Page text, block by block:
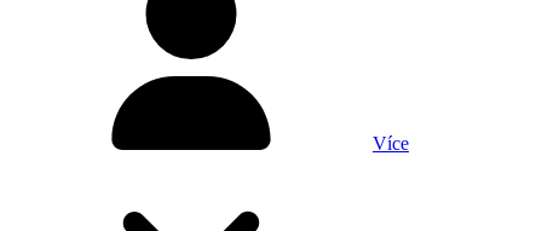
Více